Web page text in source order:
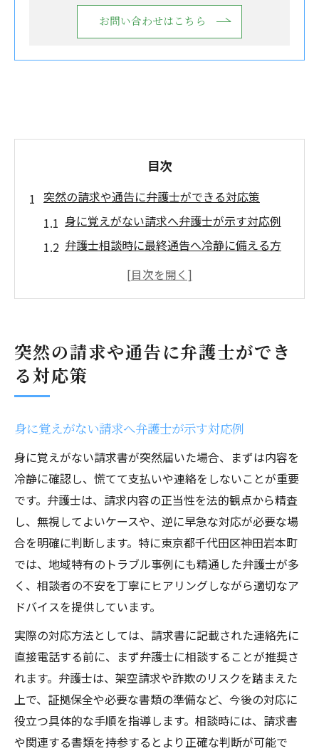
お問い合わせはこちら
目次
突然の請求や通告に弁護士ができる対応策
身に覚えがない請求へ弁護士が示す対応例
弁護士相談時に最終通告へ冷静に備える方
電話が繋がらない時も弁護士へ安心相談を
神田岩本町で弁護士相談時の期間の考え方
相談予約から解決まで弁護士の対応期間目
安
弁護士に依頼する際の平均的な期間の流れ
身に覚えない事案で弁護士が重視する時間
管理
最終通告への対応に適した弁護士相談期間
弁護士に嫌がられない相談時の心得とは
弁護士が嫌がる事を避ける相談マナーの基
本
感情的な態度を控える弁護士相談のコツ
弁護士が信頼を感じる誠実な対応ポイント
弁護士への伝え方で注意すべきポイントと
は
弁護士相談時に重要な資料整理と事前準備
突然の請求や通告に弁護士ができ
る対応策
身に覚えがない請求へ弁護士が示す対応例
身に覚えがない請求書が突然届いた場合、まずは内容を
冷静に確認し、慌てて支払いや連絡をしないことが重要
です。弁護士は、請求内容の正当性を法的観点から精査
し、無視してよいケースや、逆に早急な対応が必要な場
合を明確に判断します。特に東京都千代田区神田岩本町
では、地域特有のトラブル事例にも精通した弁護士が多
く、相談者の不安を丁寧にヒアリングしながら適切なア
ドバイスを提供しています。
実際の対応方法としては、請求書に記載された連絡先に
直接電話する前に、まず弁護士に相談することが推奨さ
れます。弁護士は、架空請求や詐欺のリスクを踏まえた
上で、証拠保全や必要な書類の準備など、今後の対応に
役立つ具体的な手順を指導します。相談時には、請求書
や関連する書類を持参するとより正確な判断が可能で